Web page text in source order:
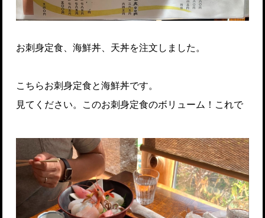
お刺身定食、海鮮丼、天丼を注文しました。
こちらお刺身定食と海鮮丼です。
見てください。このお刺身定食のボリューム！これで